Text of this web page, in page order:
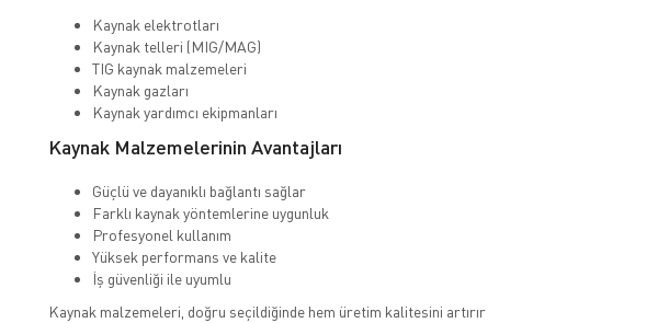
Kaynak elektrotları
Kaynak telleri (MIG/MAG)
TIG kaynak malzemeleri
Kaynak gazları
Kaynak yardımcı ekipmanları
Kaynak Malzemelerinin Avantajları
Güçlü ve dayanıklı bağlantı sağlar
Farklı kaynak yöntemlerine uygunluk
Profesyonel kullanım
Yüksek performans ve kalite
İş güvenliği ile uyumlu
Kaynak malzemeleri, doğru seçildiğinde hem üretim kalitesini artırır